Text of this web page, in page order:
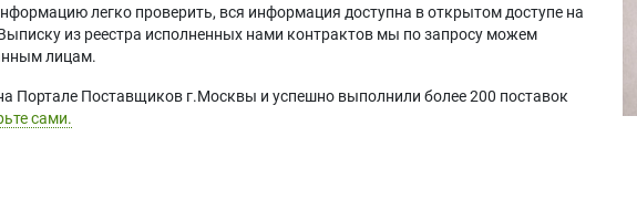
легко проверить, вся информация доступна в открытом доступе на
из реестра исполненных нами контрактов мы по запросу можем
лицам.
Портале Поставщиков г.Москвы и успешно выполнили более 200 поставок
сами.